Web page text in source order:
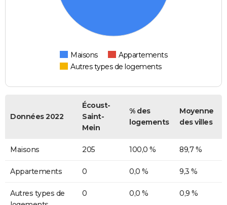
Maisons
Appartements
Autres types de logements
Données 2022
Écoust-
Saint-
Mein
% des
logements
Moyenne
des villes
Maisons 205 100,0 % 89,7 %
Appartements 0 0,0 % 9,3 %
Autres types de
0 0,0 % 0,9 %